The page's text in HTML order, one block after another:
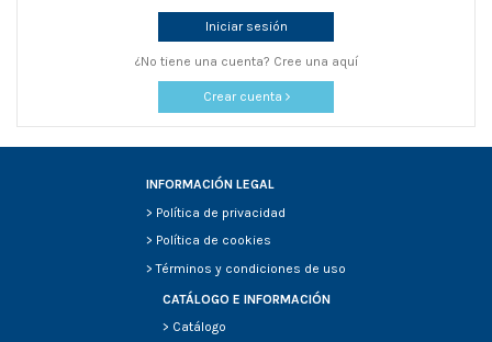
Iniciar sesión
¿No tiene una cuenta? Cree una aquí
Crear cuenta
INFORMACIÓN LEGAL
> Política de privacidad
> Política de cookies
>Términos y condiciones de uso
CATÁLOGO E INFORMACIÓN
> Catálogo